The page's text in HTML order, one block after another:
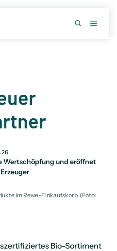
Wertschöpfung und eröffnet
im Rewe-Einkaufskorb. (Foto:
Bio-Sortiment